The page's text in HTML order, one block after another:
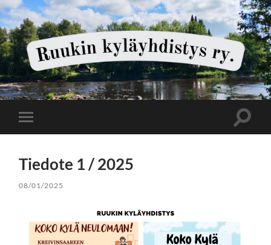
Ruukin
kyläyhdistys
mobile
Toggle
Tiedote 1 / 2025
08/01/2025